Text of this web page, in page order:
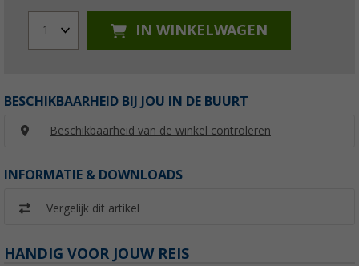
1 IN WINKELWAGEN
BESCHIKBAARHEID BIJ JOU IN DE BUURT
Beschikbaarheid van de winkel controleren
INFORMATIE & DOWNLOADS
Vergelijk dit artikel
HANDIG VOOR JOUW REIS